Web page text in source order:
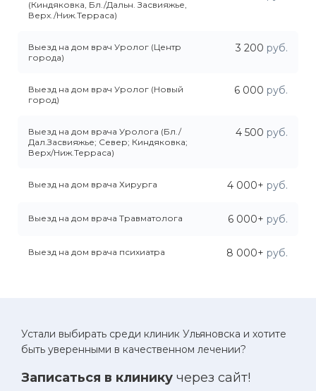
(Киндяковка, Бл./Дальн. Засвияжье,
Верх./Ниж.Терраса)
Выезд на дом врач Уролог (Центр
города)
3 200 руб.
Выезд на дом врач Уролог (Новый
город)
6 000 руб.
Выезд на дом врача Уролога (Бл./
Дал.Засвияжье; Север; Киндяковка;
Верх/Ниж.Терраса)
4 500 руб.
Выезд на дом врача Хирурга 4 000+ руб.
Выезд на дом врача Травматолога 6 000+ руб.
Выезд на дом врача психиатра 8 000+ руб.
Устали выбирать среди клиник Ульяновска и хотите
быть уверенными в качественном лечении?
Записаться в клинику через сайт!